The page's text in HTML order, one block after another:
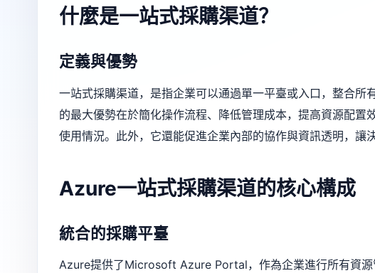
什麼是一站式採購渠道？
定義與優勢
一站式採購渠道，是指企業可以通過單一平臺或入口，整合
的最大優勢在於簡化操作流程、降低管理成本，提高資源配
使用情況。此外，它還能促進企業內部的協作與資訊透明，讓
Azure一站式採購渠道的核心構成
統合的採購平臺
Azure提供了Microsoft Azure Portal，作為企業進行所有資